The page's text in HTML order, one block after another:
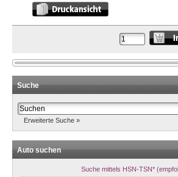
Suche
Erweiterte Suche »
Auto suchen
Suche mittels HSN-TSN*